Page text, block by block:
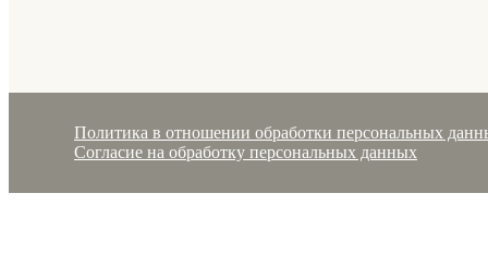
Политика в отношении обработки персональных
Согласие на обработку персональных данных